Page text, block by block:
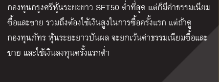
กองทุนกรุงศรีหุ้นระยะยาว SET50 ต่ำที่สุด แต่ก็มีค่าธรรมเนียม
ซื้อและขาย รวมถึงต้องใช้เงินสูงในการซื้อครั้งแรก แต่ถ้าดู
กองทุนภัทร หุ้นระยะยาวปันผล จะยกเว้นค่าธรรมเนียมซื้อและ
ขาย และใช้เงินลงทุนครั้งแรกต่ำ